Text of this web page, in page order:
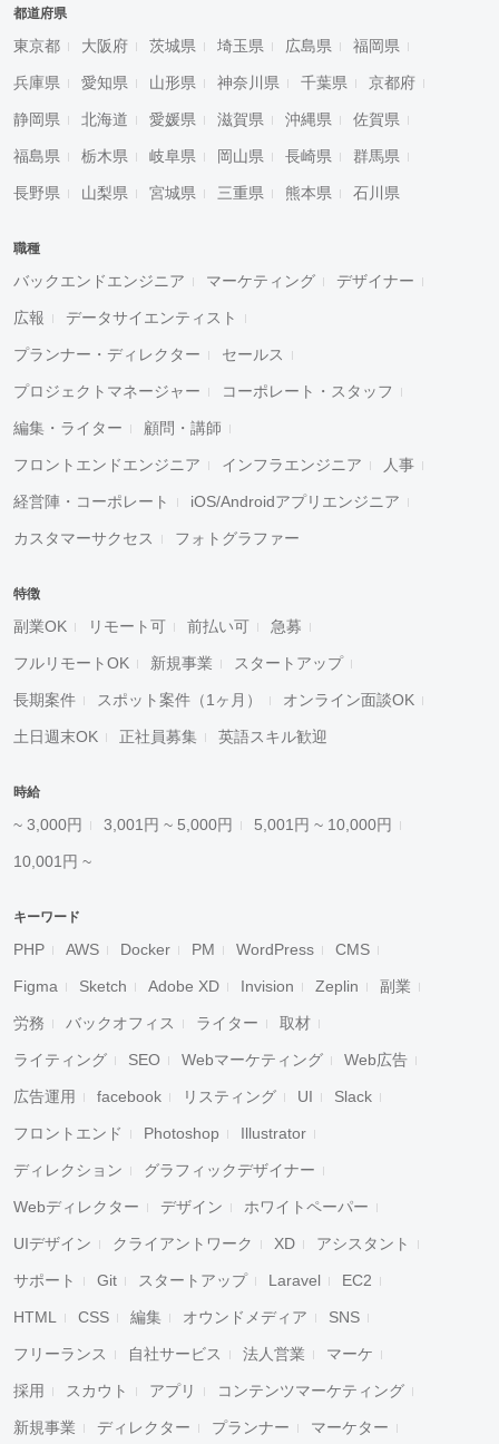
都道府県
東京都 大阪府 茨城県 埼玉県 広島県 福岡県
兵庫県 愛知県 山形県 神奈川県 千葉県 京都府
静岡県 北海道 愛媛県 滋賀県 沖縄県 佐賀県
福島県 栃木県 岐阜県 岡山県 長崎県 群馬県
長野県 山梨県 宮城県 三重県 熊本県 石川県
職種
バックエンドエンジニア マーケティング デザイナー
広報 データサイエンティスト
プランナー・ディレクター セールス
プロジェクトマネージャー コーポレート・スタッフ
編集・ライター 顧問・講師
フロントエンドエンジニア インフラエンジニア 人事
経営陣・コーポレート iOS/Androidアプリエンジニア
カスタマーサクセス フォトグラファー
特徴
副業OK リモート可 前払い可 急募
フルリモートOK 新規事業 スタートアップ
長期案件 スポット案件（1ヶ月） オンライン面談OK
土日週末OK 正社員募集 英語スキル歓迎
時給
~ 3,000円 3,001円 ~ 5,000円 5,001円 ~ 10,000円
10,001円 ~
キーワード
PHP AWS Docker PM WordPress CMS
Figma Sketch Adobe XD Invision Zeplin 副業
労務 バックオフィス ライター 取材
ライティング SEO Webマーケティング Web広告
広告運用 facebook リスティング UI Slack
フロントエンド Photoshop Illustrator
ディレクション グラフィックデザイナー
Webディレクター デザイン ホワイトペーパー
UIデザイン クライアントワーク XD アシスタント
サポート Git スタートアップ Laravel EC2
HTML CSS 編集 オウンドメディア SNS
フリーランス 自社サービス 法人営業 マーケ
採用 スカウト アプリ コンテンツマーケティング
新規事業 ディレクター プランナー マーケター